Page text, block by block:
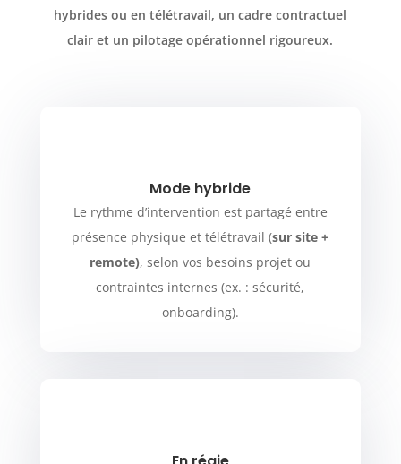
hybrides ou en télétravail, un cadre contractuel
clair et un pilotage opérationnel rigoureux.
Mode hybride
Le rythme d’intervention est partagé entre
présence physique et télétravail (sur site +
remote), selon vos besoins projet ou
contraintes internes (ex. : sécurité,
onboarding).